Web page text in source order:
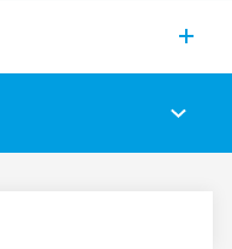
montaje a panel o en